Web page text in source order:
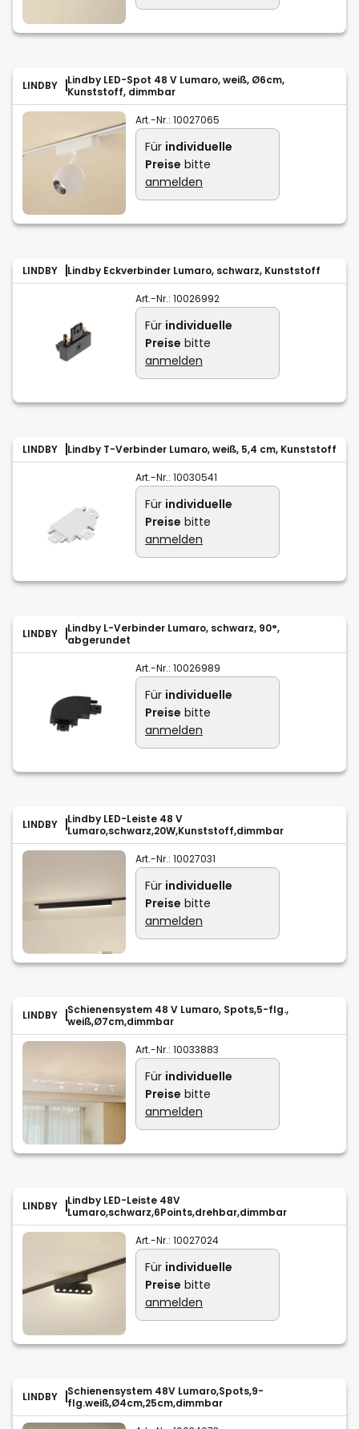
LINDBY
Lindby LED-Spot 48 V Lumaro, weiß, Ø6cm,
Kunststoff, dimmbar
Art.-Nr.: 10027065
Für individuelle
Preise bitte
anmelden
LINDBY Lindby Eckverbinder Lumaro, schwarz, Kunststoff
Art.-Nr.: 10026992
Für individuelle
Preise bitte
anmelden
LINDBY Lindby T-Verbinder Lumaro, weiß, 5,4 cm, Kunststoff
Art.-Nr.: 10030541
Für individuelle
Preise bitte
anmelden
LINDBY
Lindby L-Verbinder Lumaro, schwarz, 90°,
abgerundet
Art.-Nr.: 10026989
Für individuelle
Preise bitte
anmelden
LINDBY
Lindby LED-Leiste 48 V
Lumaro,schwarz,20W,Kunststoff,dimmbar
Art.-Nr.: 10027031
Für individuelle
Preise bitte
anmelden
LINDBY
Schienensystem 48 V Lumaro, Spots,5-flg.,
weiß,Ø7cm,dimmbar
Art.-Nr.: 10033883
Für individuelle
Preise bitte
anmelden
LINDBY
Lindby LED-Leiste 48V
Lumaro,schwarz,6Points,drehbar,dimmbar
Art.-Nr.: 10027024
Für individuelle
Preise bitte
anmelden
LINDBY
Schienensystem 48V Lumaro,Spots,9-
flg.weiß,Ø4cm,25cm,dimmbar